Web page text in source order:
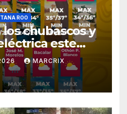
ROO
chubascos y
este
Roo
MARCRIX